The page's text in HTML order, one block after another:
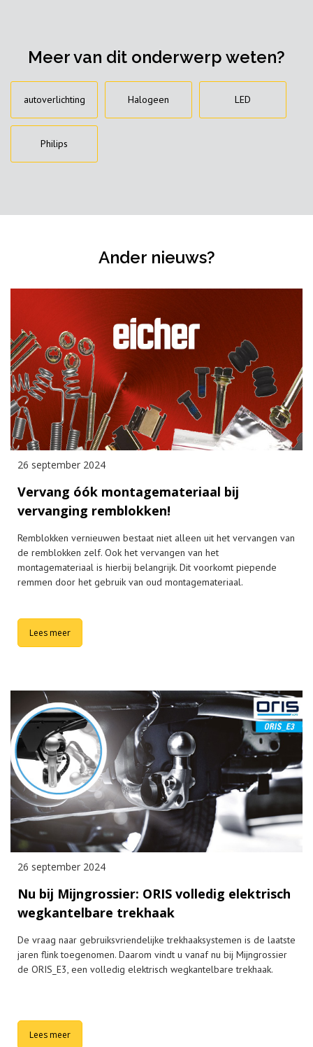
Meer van dit onderwerp weten?
autoverlichting Halogeen LED
Philips
Ander nieuws?
26 september 2024
Vervang óók montagemateriaal bij
vervanging remblokken!
Remblokken vernieuwen bestaat niet alleen uit het vervangen van
de remblokken zelf. Ook het vervangen van het
montagemateriaal is hierbij belangrijk. Dit voorkomt piepende
remmen door het gebruik van oud montagemateriaal.
Lees meer
26 september 2024
Nu bij Mijngrossier: ORIS volledig elektrisch
wegkantelbare trekhaak
De vraag naar gebruiksvriendelijke trekhaaksystemen is de laatste
jaren flink toegenomen. Daarom vindt u vanaf nu bij Mijngrossier
de ORIS_E3, een volledig elektrisch wegkantelbare trekhaak.
Lees meer